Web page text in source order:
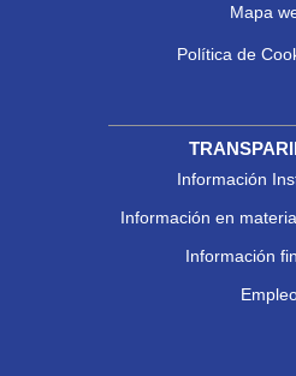
Mapa
Política de
Información
Información en
Información